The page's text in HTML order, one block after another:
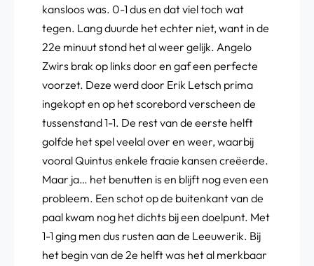
kansloos was. 0-1 dus en dat viel toch wat
tegen. Lang duurde het echter niet, want in de
22e minuut stond het al weer gelijk. Angelo
Zwirs brak op links door en gaf een perfecte
voorzet. Deze werd door Erik Letsch prima
ingekopt en op het scorebord verscheen de
tussenstand 1-1. De rest van de eerste helft
golfde het spel veelal over en weer, waarbij
vooral Quintus enkele fraaie kansen creëerde.
Maar ja… het benutten is en blijft nog even een
probleem. Een schot op de buitenkant van de
paal kwam nog het dichts bij een doelpunt. Met
1-1 ging men dus rusten aan de Leeuwerik. Bij
het begin van de 2e helft was het al merkbaar